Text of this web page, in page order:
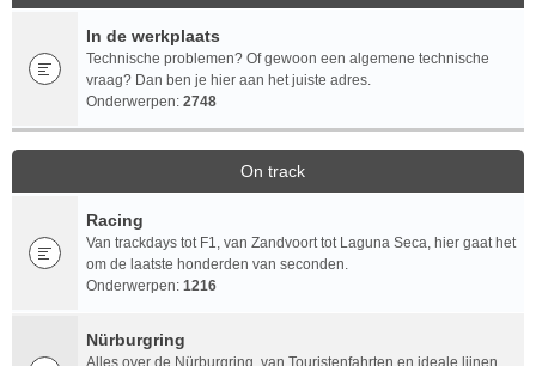
In de werkplaats
Technische problemen? Of gewoon een algemene technische
vraag? Dan ben je hier aan het juiste adres.
Onderwerpen: 2748
On track
Racing
Van trackdays tot F1, van Zandvoort tot Laguna Seca, hier gaat het
om de laatste honderden van seconden.
Onderwerpen: 1216
Nürburgring
Alles over de Nürburgring, van Touristenfahrten en ideale lijnen